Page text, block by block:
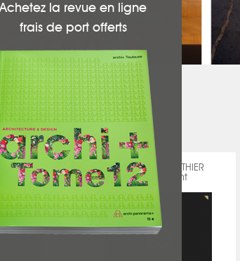
à ce projet :
MENUISERIE BERTHIER
Agencement
Achetez la revue en ligne
frais de port offerts